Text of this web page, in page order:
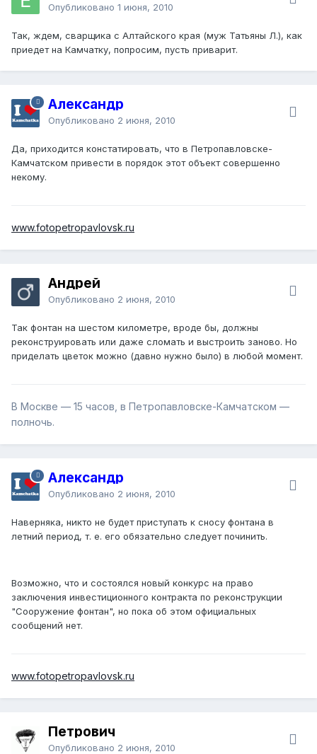
Опубликовано 1 июня, 2010
Так, ждем, сварщика с Алтайского края (муж Татьяны Л.), как
приедет на Камчатку, попросим, пусть приварит.
Александр
Опубликовано 2 июня, 2010
Да, приходится констатировать, что в Петропавловске-
Камчатском привести в порядок этот объект совершенно
некому.
www.fotopetropavlovsk.ru
Андрей
Опубликовано 2 июня, 2010
Так фонтан на шестом километре, вроде бы, должны
реконструировать или даже сломать и выстроить заново. Но
приделать цветок можно (давно нужно было) в любой момент.
В Москве — 15 часов, в Петропавловске-Камчатском —
полночь.
Александр
Опубликовано 2 июня, 2010
Наверняка, никто не будет приступать к сносу фонтана в
летний период, т. е. его обязательно следует починить.
Возможно, что и состоялся новый конкурс на право
заключения инвестиционного контракта по реконструкции
"Сооружение фонтан", но пока об этом официальных
сообщений нет.
www.fotopetropavlovsk.ru
Петрович
Опубликовано 2 июня, 2010